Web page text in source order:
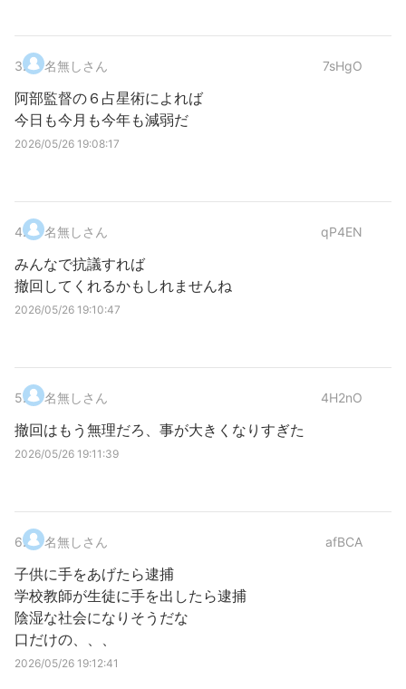
3. 名無しさん 7sHgO
阿部監督の６占星術によれば
今日も今月も今年も減弱だ
2026/05/26 19:08:17
4. 名無しさん qP4EN
みんなで抗議すれば
撤回してくれるかもしれませんね
2026/05/26 19:10:47
5. 名無しさん 4H2nO
撤回はもう無理だろ、事が大きくなりすぎた
2026/05/26 19:11:39
6. 名無しさん afBCA
子供に手をあげたら逮捕
学校教師が生徒に手を出したら逮捕
陰湿な社会になりそうだな
口だけの、、、
2026/05/26 19:12:41